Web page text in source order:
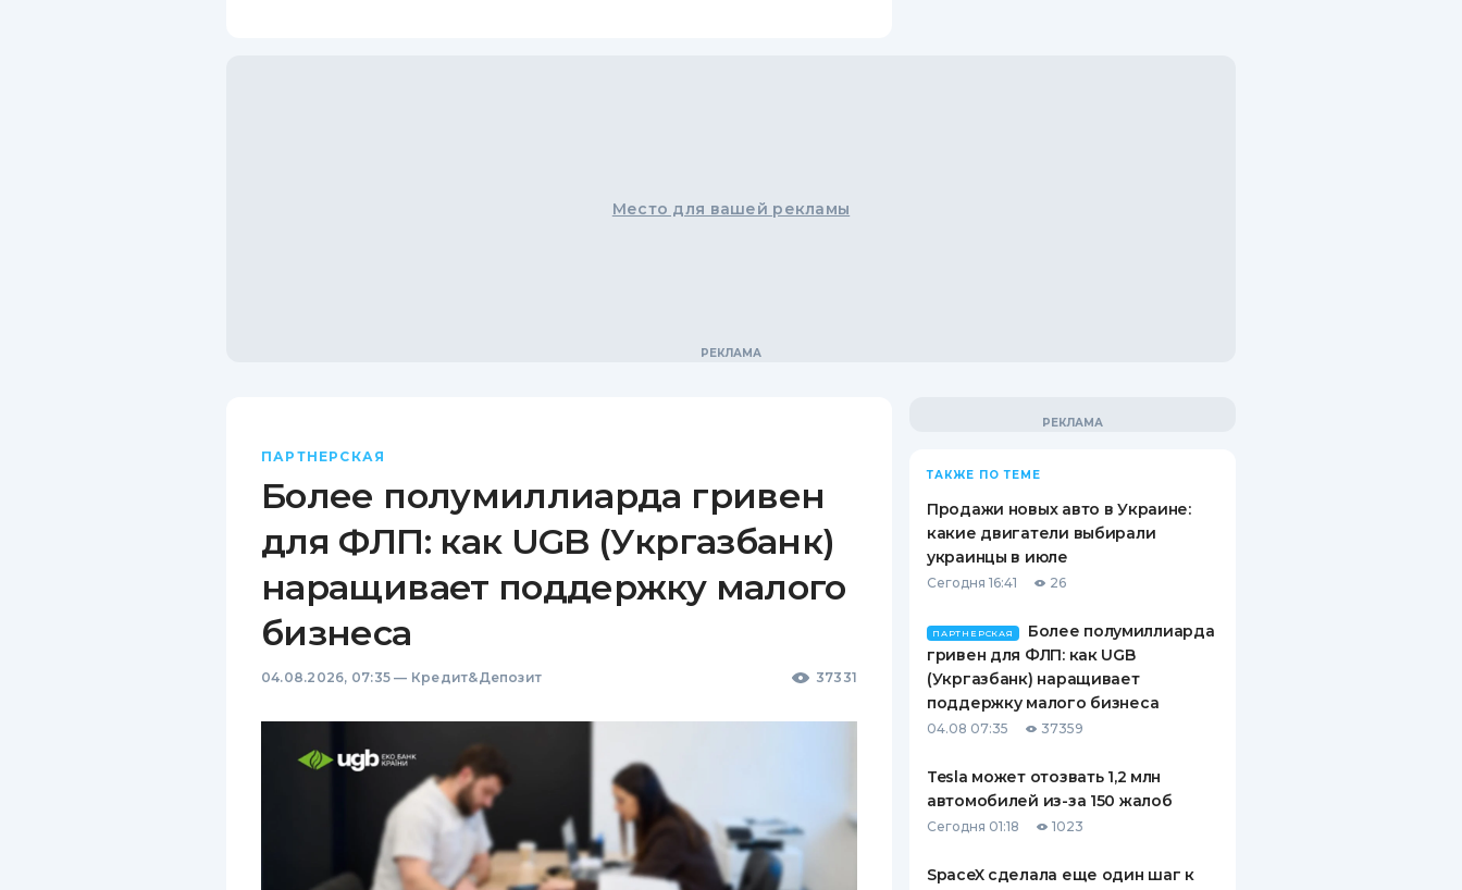
Место для вашей рекламы
ПАРТНЕРСКАЯ
Более полумиллиарда гривен
для ФЛП: как UGB (Укргазбанк)
наращивает поддержку малого
бизнеса
04.08.2026, 07:35 — Кредит&Депозит 37331
ТАКЖЕ ПО ТЕМЕ
Продажи новых авто в Украине:
какие двигатели выбирали
украинцы в июле
Сегодня 16:41 26
ПАРТНЕРСКАЯ
Более полумиллиарда
гривен для ФЛП: как UGB
(Укргазбанк) наращивает
поддержку малого бизнеса
04.08 07:35 37359
Tesla может отозвать 1,2 млн
автомобилей из-за 150 жалоб
Сегодня 01:18 1023
SpaceX сделала еще один шаг к